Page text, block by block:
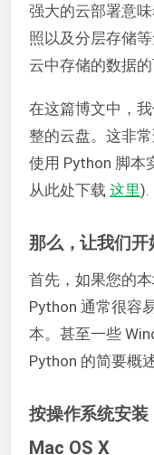
强大的云部署意
照以及分层存储
云中存储的数据
在这篇博文中，
整的云盘。这非
使用 Python 脚本
从此处下载 这里).
那么，让我们开
首先，如果您的
Python 通常很容
本。甚至一些
Python 的简要概述
按操作系统安装
Mac OS X